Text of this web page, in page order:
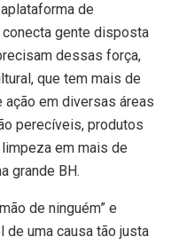
de
conecta gente disposta
dessas força,
que tem mais de
em diversas áreas
perecíveis, produtos
em mais de
grande BH.
de ninguém” e
de uma causa tão justa